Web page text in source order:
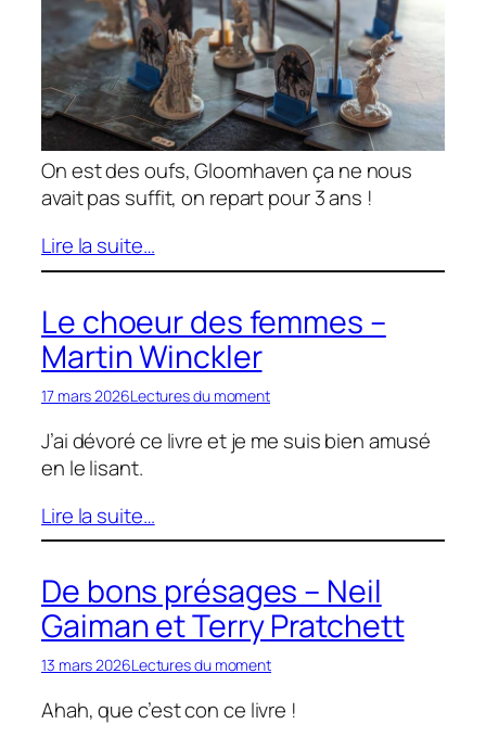
On est des oufs, Gloomhaven ça ne nous
avait pas suffit, on repart pour 3 ans !
Lire la suite…
Le choeur des femmes –
Martin Winckler
17 mars 2026Lectures du moment
J’ai dévoré ce livre et je me suis bien amusé
en le lisant.
Lire la suite…
De bons présages – Neil
Gaiman et Terry Pratchett
13 mars 2026Lectures du moment
Ahah, que c’est con ce livre !